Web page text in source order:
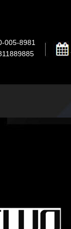
005-8981